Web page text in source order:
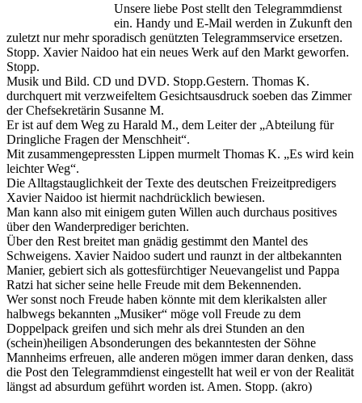
Unsere liebe Post stellt den Telegrammdienst
ein. Handy und E-Mail werden in Zukunft den
zuletzt nur mehr sporadisch genützten Telegrammservice ersetzen.
Stopp. Xavier Naidoo hat ein neues Werk auf den Markt geworfen.
Stopp.
Musik und Bild. CD und DVD. Stopp.Gestern. Thomas K.
durchquert mit verzweifeltem Gesichtsausdruck soeben das Zimmer
der Chefsekretärin Susanne M.
Er ist auf dem Weg zu Harald M., dem Leiter der „Abteilung für
Dringliche Fragen der Menschheit“.
Mit zusammengepressten Lippen murmelt Thomas K. „Es wird kein
leichter Weg“.
Die Alltagstauglichkeit der Texte des deutschen Freizeitpredigers
Xavier Naidoo ist hiermit nachdrücklich bewiesen.
Man kann also mit einigem guten Willen auch durchaus positives
über den Wanderprediger berichten.
Über den Rest breitet man gnädig gestimmt den Mantel des
Schweigens. Xavier Naidoo sudert und raunzt in der altbekannten
Manier, gebiert sich als gottesfürchtiger Neuevangelist und Pappa
Ratzi hat sicher seine helle Freude mit dem Bekennenden.
Wer sonst noch Freude haben könnte mit dem klerikalsten aller
halbwegs bekannten „Musiker“ möge voll Freude zu dem
Doppelpack greifen und sich mehr als drei Stunden an den
(schein)heiligen Absonderungen des bekanntesten der Söhne
Mannheims erfreuen, alle anderen mögen immer daran denken, dass
die Post den Telegrammdienst eingestellt hat weil er von der Realität
längst ad absurdum geführt worden ist. Amen. Stopp. (akro)